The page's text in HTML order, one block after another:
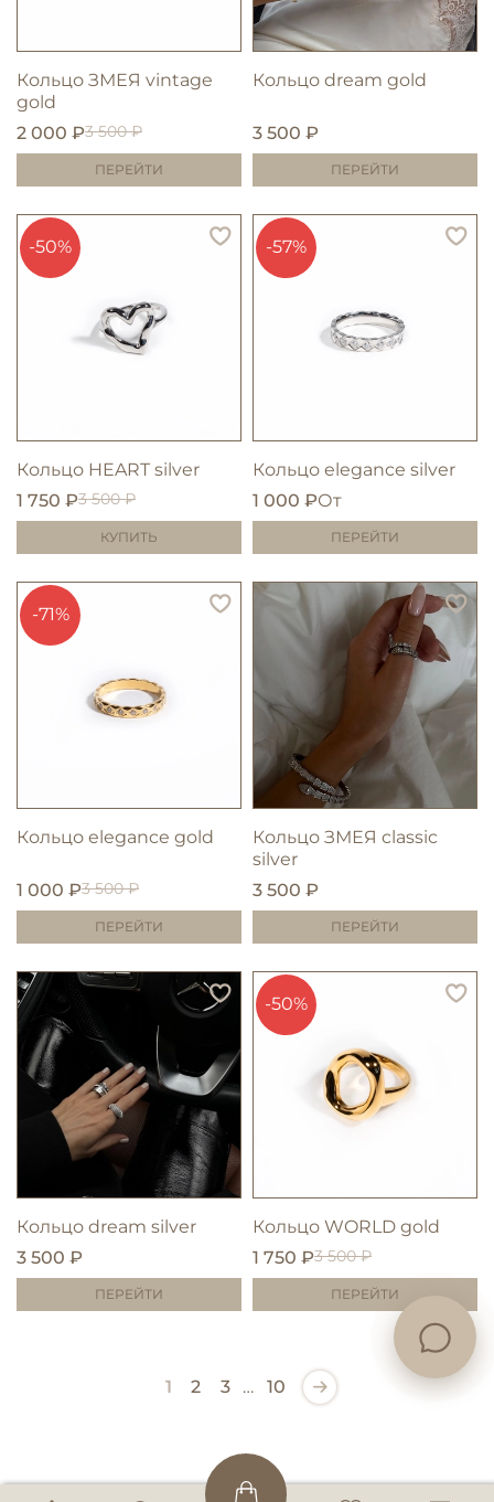
Кольцо ЗМЕЯ vintage
gold
ПЕРЕЙТИ
3 500 ₽
2 000 ₽
Кольцо dream gold
ПЕРЕЙТИ
3 500 ₽
-50%
Кольцо HEART silver
КУПИТЬ
3 500 ₽
1 750 ₽
-57%
Кольцо elegance silver
ПЕРЕЙТИ
От
1 000 ₽
-71%
Кольцо elegance gold
ПЕРЕЙТИ
3 500 ₽
1 000 ₽
Кольцо ЗМЕЯ classic
silver
ПЕРЕЙТИ
3 500 ₽
Кольцо dream silver
ПЕРЕЙТИ
3 500 ₽
-50%
Кольцо WORLD gold
ПЕРЕЙТИ
3 500 ₽
1 750 ₽
1 2 3 … 10